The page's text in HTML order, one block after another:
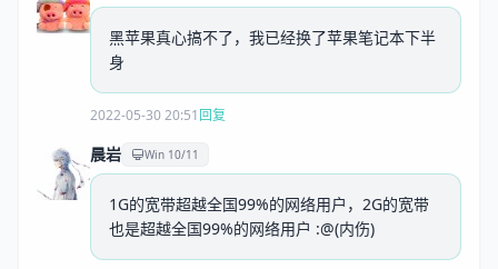
黑苹果真心搞不了，我已经换了苹果笔记本下半
身
2022-05-30 20:51回复
晨岩 Win 10/11
1G的宽带超越全国99%的网络用户，2G的宽带
也是超越全国99%的网络用户 :@(内伤)